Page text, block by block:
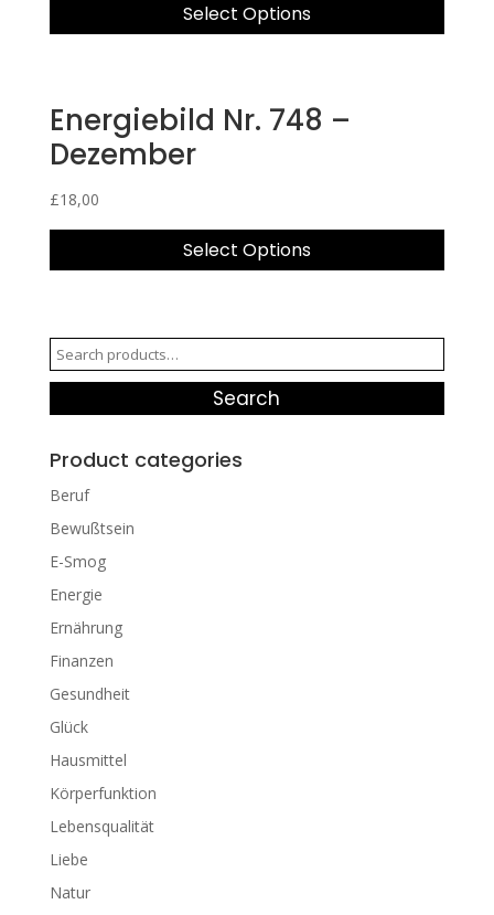
Select Options
Energiebild Nr. 748 –
Dezember
£18,00
Select Options
Search
for:
Search
Product categories
Beruf
Bewußtsein
E-Smog
Energie
Ernährung
Finanzen
Gesundheit
Glück
Hausmittel
Körperfunktion
Lebensqualität
Liebe
Natur